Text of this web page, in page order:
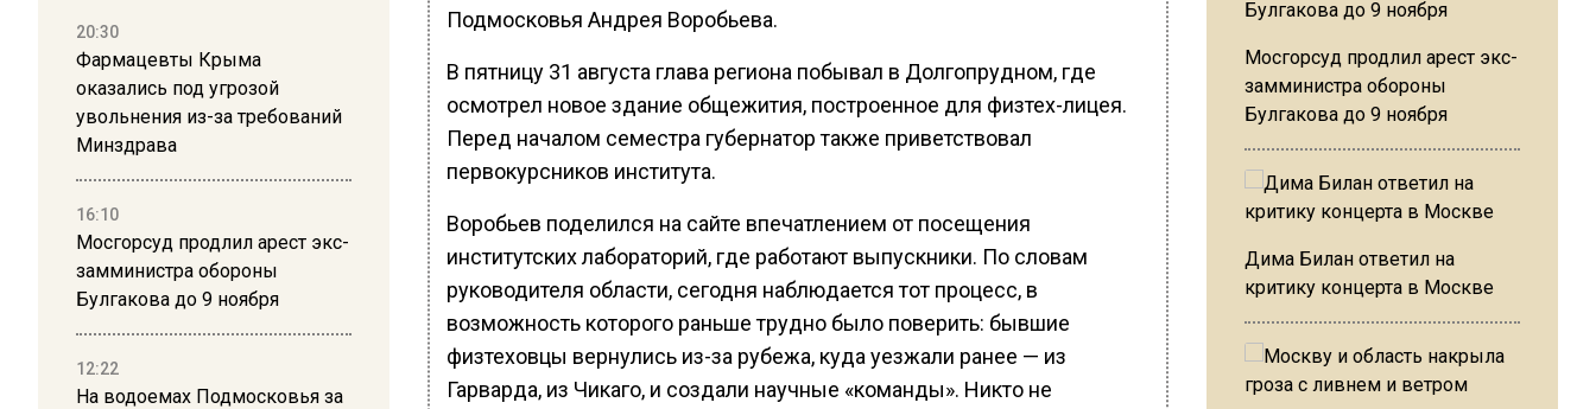
20:30
Фармацевты Крыма
оказались под угрозой
увольнения из-за требований
Минздрава
16:10
Мосгорсуд продлил арест экс-
замминистра обороны
Булгакова до 9 ноября
12:22
На водоемах Подмосковья за
Подмосковья Андрея Воробьева.
В пятницу 31 августа глава региона побывал в Долгопрудном, где
осмотрел новое здание общежития, построенное для физтех-лицея.
Перед началом семестра губернатор также приветствовал
первокурсников института.
Воробьев поделился на сайте впечатлением от посещения
институтских лабораторий, где работают выпускники. По словам
руководителя области, сегодня наблюдается тот процесс, в
возможность которого раньше трудно было поверить: бывшие
физтеховцы вернулись из-за рубежа, куда уезжали ранее — из
Гарварда, из Чикаго, и создали научные «команды». Никто не
Мосгорсуд продлил арест экс-
замминистра обороны
Булгакова до 9 ноября
Дима Билан ответил на
критику концерта в Москве